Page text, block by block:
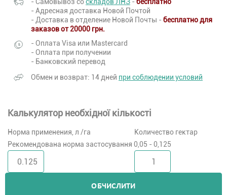
- Адресная доставка Новой Почтой
- Доставка в отделение Новой Почты - бесплатно для
заказов от 20000 грн.
- Оплата Visa или Mastercard
- Оплата при получении
- Банковский перевод
Обмен и возврат: 14 дней при соблюдении условий
Калькулятор необхідної кількості
Норма применения, л /га
Количество гектар
Рекомендована норма застосування 0,05 - 0,125
ОБЧИСЛИТИ